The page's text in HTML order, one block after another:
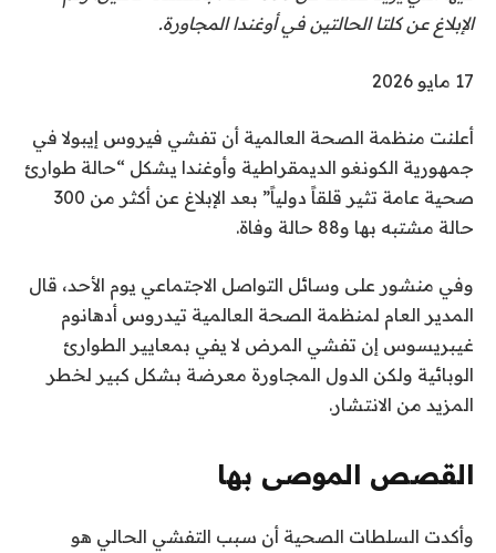
الإبلاغ عن كلتا الحالتين في أوغندا المجاورة.
نُ
ر
ت
ف
ي
7
م
ا
ي
و
0
17 مايو 2026
أعلنت منظمة الصحة العالمية أن تفشي فيروس إيبولا في
جمهورية الكونغو الديمقراطية وأوغندا يشكل “حالة طوارئ
صحية عامة تثير قلقاً دولياً” بعد الإبلاغ عن أكثر من 300
حالة مشتبه بها و88 حالة وفاة.
وفي منشور على وسائل التواصل الاجتماعي يوم الأحد، قال
المدير العام لمنظمة الصحة العالمية تيدروس أدهانوم
غيبريسوس إن تفشي المرض لا يفي بمعايير الطوارئ
الوبائية ولكن الدول المجاورة معرضة بشكل كبير لخطر
المزيد من الانتشار.
القصص الموصى بها
وأكدت السلطات الصحية أن سبب التفشي الحالي هو